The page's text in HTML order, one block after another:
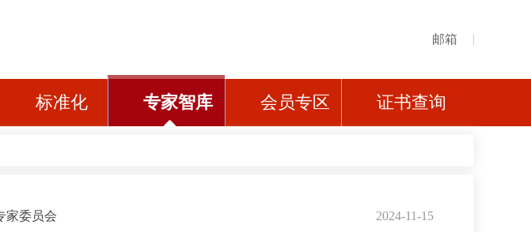
邮箱
标准化 专家智库 会员专区 证书查询
家委员会 2024-11-15